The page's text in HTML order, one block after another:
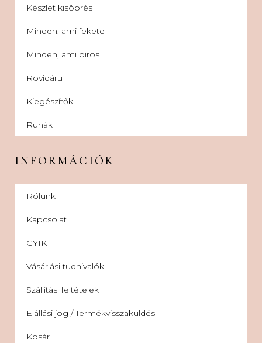
Készlet kisöprés
Minden, ami fekete
Minden, ami piros
Rövidáru
Kiegészítők
Ruhák
INFORMÁCIÓK
Rólunk
Kapcsolat
GYIK
Vásárlási tudnivalók
Szállítási feltételek
Elállási jog / Termékvisszaküldés
Kosár